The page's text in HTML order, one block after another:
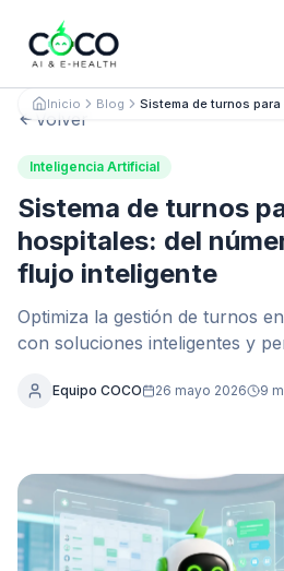
EspañolEnglish
Inicio Blog Sistema de turnos
Volver
Inteligencia Artificial
Sistema de turnos
hospitales: del
flujo inteligente
Optimiza la gestión de turnos
con soluciones inteligentes y
Equipo COCO 26 mayo 2026 9